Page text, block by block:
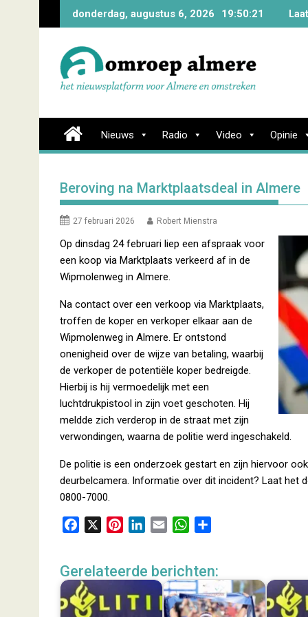
donderdag, augustus 6, 2026 19:50:22
Nieuws Radio Video Opinie
Beroving na Marktplaatsdeal in Almere
27 februari 2026 Robert Mienstra
Op dinsdag 24 februari liep een afspraak voor
een koop via Marktplaats verkeerd af in de
Wipmolenweg in Almere.
Na contact over een verkoop via Marktplaats,
troffen de koper en verkoper elkaar aan de
Wipmolenweg in Almere. Er ontstond
onenigheid over de wijze van betaling, waarbij
de verkoper de potentiële koper bedreigde.
Hierbij is hij vermoedelijk met een
luchtdrukpistool in zijn voet geschoten. Hij
meldde zich verderop in de straat met zijn
verwondingen, waarna de politie werd ingeschakeld.
De politie is een onderzoek gestart en zijn hiervoor
deurbelcamera. Informatie over dit incident? Laat het
0800-7000.
e
b
o
t
e
k
e
d
i
l
W
t
s
A
e
n
Gerelateerde berichten: